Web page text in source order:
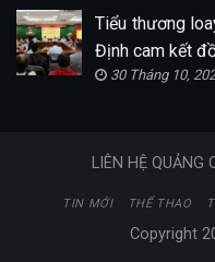
Tiểu thương
Định cam kết
30 Tháng 10,
LIÊN HỆ QUẢNG
TIN MỚI THỂ THAO
Copyright